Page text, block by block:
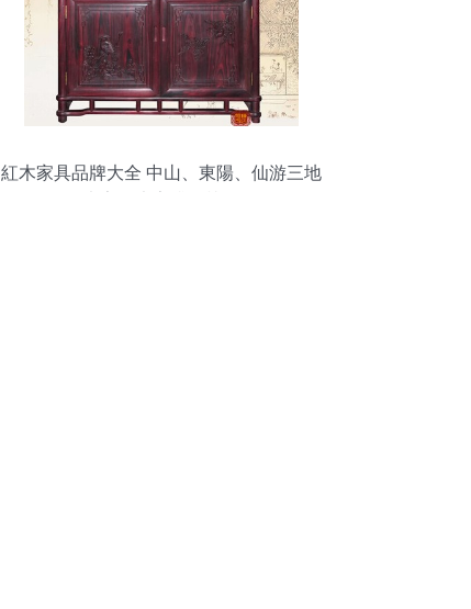
紅木家具品牌大全 中山、東陽、仙游三地